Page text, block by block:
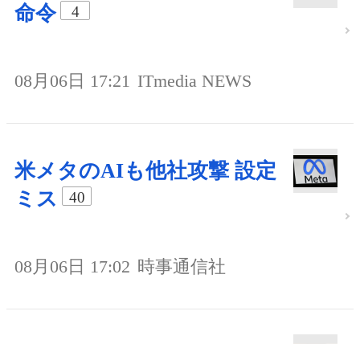
命令
4
08月06日 17:21 ITmedia NEWS
米メタのAIも他社攻撃 設定
ミス
40
08月06日 17:02 時事通信社